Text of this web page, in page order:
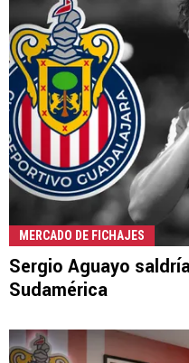
MERCADO DE FICHAJES
Sergio Aguayo
Sudamérica